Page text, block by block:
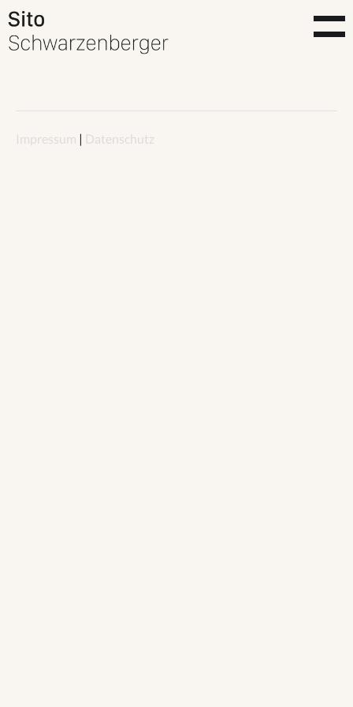
Impressum | Datenschutz